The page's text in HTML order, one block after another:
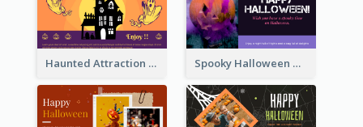
Haunted Attraction Themed Halloween Card Spooky Halloween Greeting Card